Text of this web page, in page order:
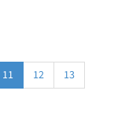
11 12
13